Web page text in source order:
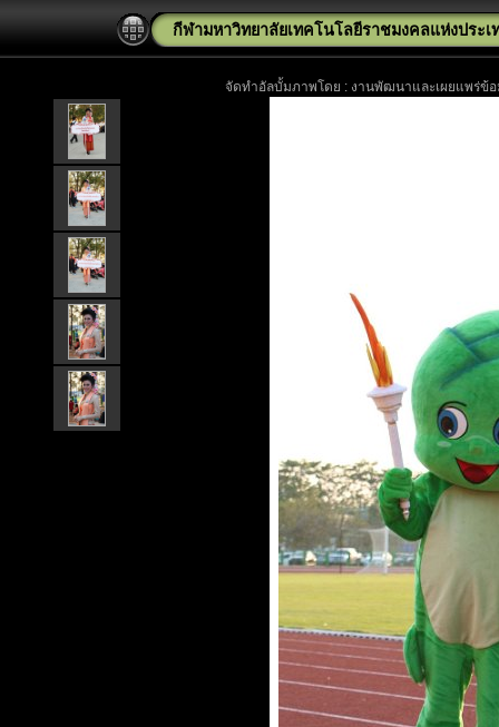
กีฬามหาวิทยาลัยเทคโนโลยีราชมงคลแห่งประ
จัดทำอัลบั้มภาพโดย : งานพัฒนาและเผยแพร่ข้